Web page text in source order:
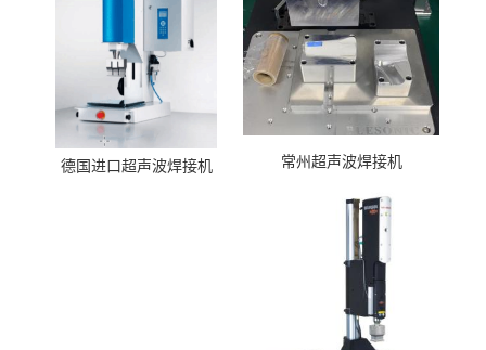
德国进口超声波焊接机 常州超声波焊接机